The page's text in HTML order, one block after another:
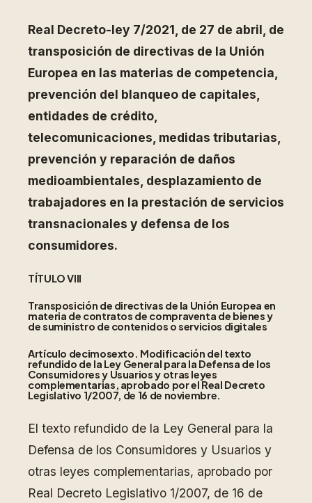
Real Decreto-ley 7/2021, de 27 de abril, de
transposición de directivas de la Unión
Europea en las materias de competencia,
prevención del blanqueo de capitales,
entidades de crédito,
telecomunicaciones, medidas tributarias,
prevención y reparación de daños
medioambientales, desplazamiento de
trabajadores en la prestación de servicios
transnacionales y defensa de los
consumidores.
TÍTULO VIII
Transposición de directivas de la Unión Europea en
materia de contratos de compraventa de bienes y
de suministro de contenidos o servicios digitales
Artículo decimosexto. Modificación del texto
refundido de la Ley General para la Defensa de los
Consumidores y Usuarios y otras leyes
complementarias, aprobado por el Real Decreto
Legislativo 1/2007, de 16 de noviembre.
El texto refundido de la Ley General para la
Defensa de los Consumidores y Usuarios y
otras leyes complementarias, aprobado por
Real Decreto Legislativo 1/2007, de 16 de